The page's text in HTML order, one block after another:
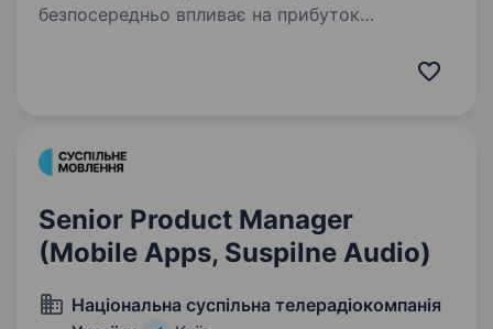
безпосередньо впливає на прибуток
українська B2B-компанія у складі міжнародної
Senior Product Manager
(Mobile Apps, Suspilne Audio)
Національна суспільна телерадіокомпанія